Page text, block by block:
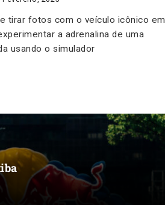
tirar fotos com o veículo icônico em
a adrenalina de uma
usando o simulador